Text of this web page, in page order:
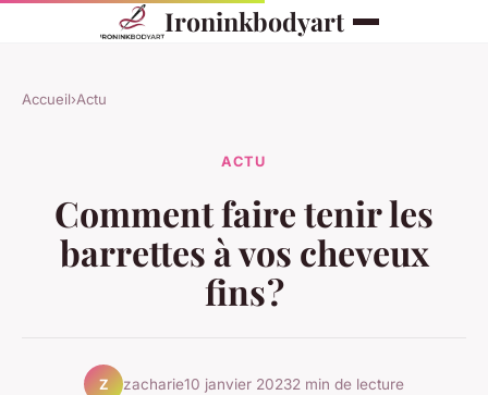
Ironinkbodyart
Accueil›Actu
ACTU
Comment faire tenir les
barrettes à vos cheveux
fins ?
Z zacharie10 janvier 20232 min de lecture